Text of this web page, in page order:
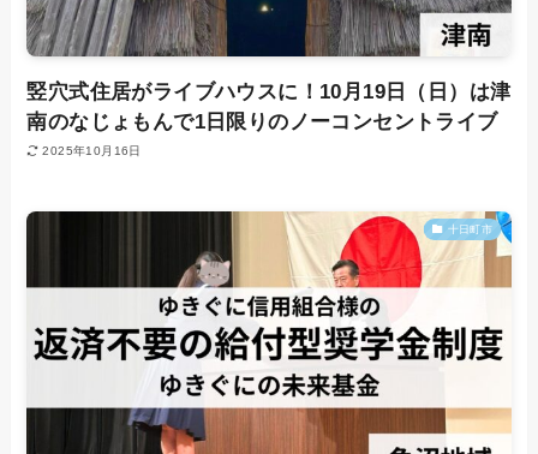
竪穴式住居がライブハウスに！10月19日（日）は津
南のなじょもんで1日限りのノーコンセントライブ
2025年10月16日
十日町市